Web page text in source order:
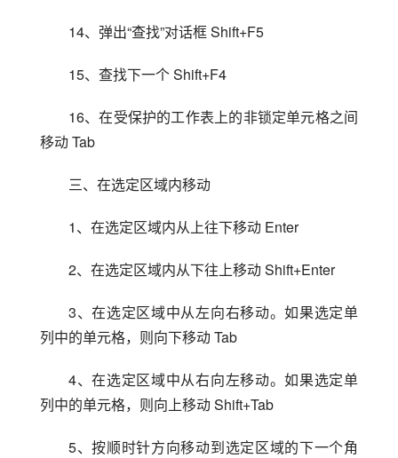
14、弹出“查找”对话框 Shift+F5
15、查找下一个 Shift+F4
16、在受保护的工作表上的非锁定单元格之间
移动 Tab
三、在选定区域内移动
1、在选定区域内从上往下移动 Enter
2、在选定区域内从下往上移动 Shift+Enter
3、在选定区域中从左向右移动。如果选定单
列中的单元格，则向下移动 Tab
4、在选定区域中从右向左移动。如果选定单
列中的单元格，则向上移动 Shift+Tab
5、按顺时针方向移动到选定区域的下一个角